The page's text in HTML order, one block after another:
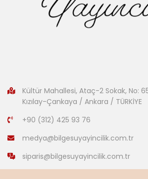
Kültür Mahallesi, Ataç-2 Sokak, No:
Kızılay-Çankaya / Ankara / TÜRKİYE
+90 (312) 425 93 76
medya@bilgesuyayincilik.com.tr
siparis@bilgesuyayincilik.com.tr